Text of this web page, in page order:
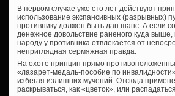
В первом случае уже сто лет действуют
использование экспансивных (разрывных)
противнику должен быть дан шанс. А если
денежное довольствие раненого куда
народу у противника отвлекается от
неприглядная сермяжная правда.
На охоте принцип прямо
«лазарет-медаль-пособие по
избегая излишних мучений. Отсюда
раскрываться, как «цветок», или